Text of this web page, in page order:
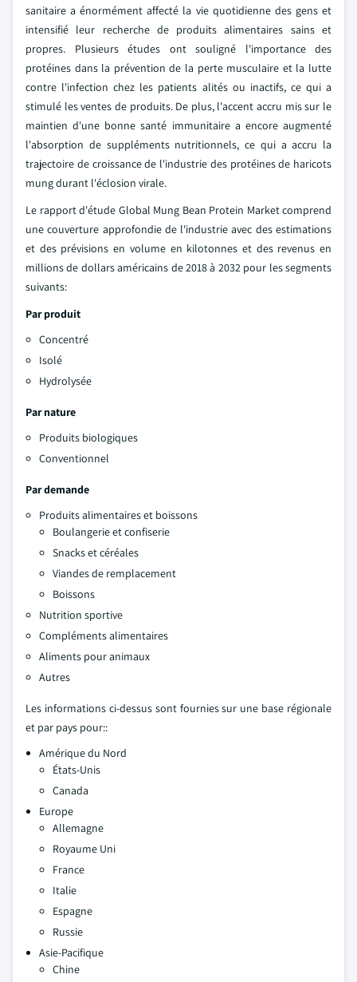
sanitaire a énormément affecté la vie quotidienne des gens et
intensifié leur recherche de produits alimentaires sains et
propres. Plusieurs études ont souligné l'importance des
protéines dans la prévention de la perte musculaire et la lutte
contre l'infection chez les patients alités ou inactifs, ce qui a
stimulé les ventes de produits. De plus, l'accent accru mis sur le
maintien d'une bonne santé immunitaire a encore augmenté
l'absorption de suppléments nutritionnels, ce qui a accru la
trajectoire de croissance de l'industrie des protéines de haricots
mung durant l'éclosion virale.
Le rapport d'étude Global Mung Bean Protein Market comprend
une couverture approfondie de l'industrie avec des estimations
et des prévisions en volume en kilotonnes et des revenus en
millions de dollars américains de 2018 à 2032 pour les segments
suivants:
Par produit
Concentré
Isolé
Hydrolysée
Par nature
Produits biologiques
Conventionnel
Par demande
Produits alimentaires et boissons
Boulangerie et confiserie
Snacks et céréales
Viandes de remplacement
Boissons
Nutrition sportive
Compléments alimentaires
Aliments pour animaux
Autres
Les informations ci-dessus sont fournies sur une base régionale
et par pays pour::
Amérique du Nord
États-Unis
Canada
Europe
Allemagne
Royaume Uni
France
Italie
Espagne
Russie
Asie-Pacifique
Chine